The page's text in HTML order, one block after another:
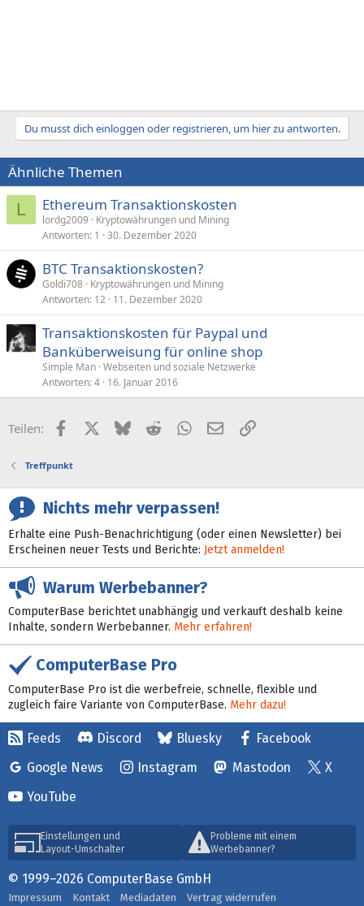
Du musst dich einloggen oder registrieren, um hier zu antworten.
Ähnliche Themen
L Ethereum Transaktionskosten
lordg2009
Kryptowährungen und Mining
Antworten 1 30. Dezember 2020
BTC Transaktionskosten?
Goldi708 Kryptowährungen und Mining
Antworten 12 11. Dezember 2020
Transaktionskosten für Paypal und
Banküberweisung für online shop
Simple Man Webseiten und soziale Netzwerke
Antworten 4 16. Januar 2016
Teilen: FacebookX (Twitter)
BlueskyRedditWhatsApp
E-MailLink
Treffpunkt
Nichts mehr verpassen!
Erhalte eine Push-Benachrichtigung (oder einen Newsletter) bei
Erscheinen neuer Tests und Berichte: Jetzt anmelden!
Warum Werbebanner?
ComputerBase berichtet unabhängig und verkauft deshalb keine
Inhalte, sondern Werbebanner. Mehr erfahren!
ComputerBase Pro
ComputerBase Pro ist die werbefreie, schnelle, flexible und
zugleich faire Variante von ComputerBase. Mehr dazu!
Feeds Discord Bluesky
Facebook
Google News
Instagram Mastodon
X
YouTube
Einstellungen und
Layout-Umschalter
Probleme mit einem
Werbebanner?
© 1999–2026 ComputerBase GmbH
Impressum Kontakt Mediadaten Vertrag widerrufen